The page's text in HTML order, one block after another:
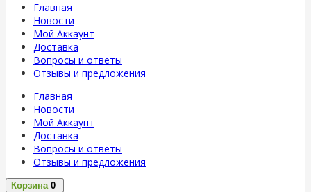
Главная
Новости
Мой Аккаунт
Доставка
Вопросы и ответы
Отзывы и предложения
Главная
Новости
Мой Аккаунт
Доставка
Вопросы и ответы
Отзывы и предложения
Корзина 0